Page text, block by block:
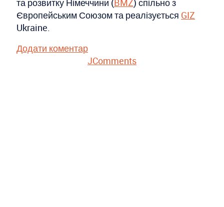
та розвитку Німеччини (BMZ) спільно з
Європейським Союзом та реалізується GIZ
Ukraine.
Додати коментар
JComments